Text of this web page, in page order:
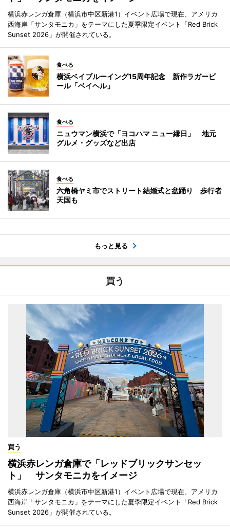
横浜赤レンガ倉庫（横浜市中区新港1）イベント広場で現在、アメリカ
西海岸「サンタモニカ」をテーマにした夏季限定イベント「Red Brick
Sunset 2026」が開催されている。
食べる
横浜ベイブルーイング15周年記念 新作ラガービ
ール「ベイヘル」
食べる
ニュウマン横浜で「ヨコハマ ニュー縁日」 地元
グルメ・グッズなど出店
食べる
六角橋ヤミ市でストリート結婚式と盆踊り 歩行者
天国も
もっと見る
買う
買う
横浜赤レンガ倉庫で「レッドブリックサンセッ
ト」 サンタモニカをイメージ
横浜赤レンガ倉庫（横浜市中区新港1）イベント広場で現在、アメリカ
西海岸「サンタモニカ」をテーマにした夏季限定イベント「Red Brick
Sunset 2026」が開催されている。